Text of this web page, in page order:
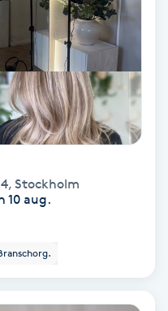
, Stockholm
10 aug.